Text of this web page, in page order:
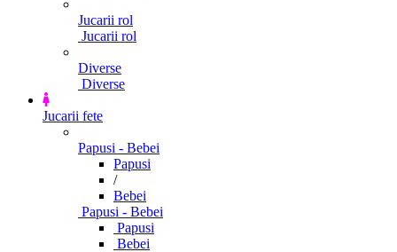
Jucarii rol
Jucarii rol
Diverse
Diverse
Jucarii fete
Papusi - Bebei
Papusi
/
Bebei
Papusi - Bebei
Papusi
Bebei